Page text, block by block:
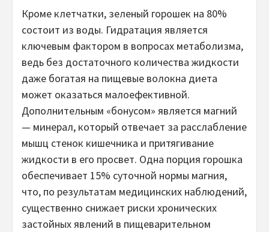
Кроме клетчатки, зеленый горошек на 80%
состоит из воды. Гидратация является
ключевым фактором в вопросах метаболизма,
ведь без достаточного количества жидкости
даже богатая на пищевые волокна диета
может оказаться малоефективной.
Дополнительным «бонусом» является магний
— минерал, который отвечает за расслабление
мышц стенок кишечника и притягивание
жидкости в его просвет. Одна порция горошка
обеспечивает 15% суточной нормы магния,
что, по результатам медицинских наблюдений,
существенно снижает риски хронических
застойных явлений в пищеварительном